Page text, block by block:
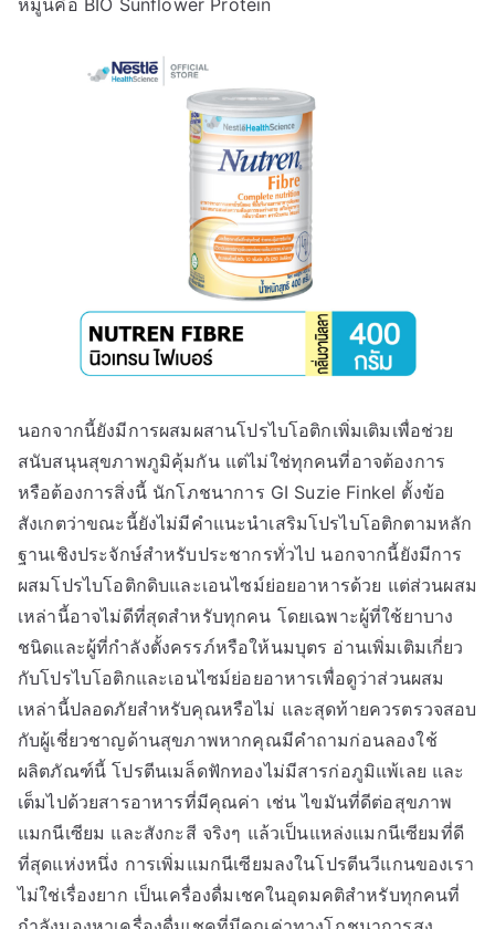
หมู่นี้คือ BIO Sunflower Protein
นอกจากนี้ยังมีการผสมผสานโปรไบโอติกเพิ่มเติมเพื่อช่วย
สนับสนุนสุขภาพภูมิคุ้มกัน แต่ไม่ใช่ทุกคนที่อาจต้องการ
หรือต้องการสิ่งนี้ นักโภชนาการ GI Suzie Finkel ตั้งข้อ
สังเกตว่าขณะนี้ยังไม่มีคำแนะนำเสริมโปรไบโอติกตามหลัก
ฐานเชิงประจักษ์สำหรับประชากรทั่วไป นอกจากนี้ยังมีการ
ผสมโปรไบโอติกดิบและเอนไซม์ย่อยอาหารด้วย แต่ส่วนผสม
เหล่านี้อาจไม่ดีที่สุดสำหรับทุกคน โดยเฉพาะผู้ที่ใช้ยาบาง
ชนิดและผู้ที่กำลังตั้งครรภ์หรือให้นมบุตร อ่านเพิ่มเติมเกี่ยว
กับโปรไบโอติกและเอนไซม์ย่อยอาหารเพื่อดูว่าส่วนผสม
เหล่านี้ปลอดภัยสำหรับคุณหรือไม่ และสุดท้ายควรตรวจสอบ
กับผู้เชี่ยวชาญด้านสุขภาพหากคุณมีคำถามก่อนลองใช้
ผลิตภัณฑ์นี้ โปรตีนเมล็ดฟักทองไม่มีสารก่อภูมิแพ้เลย และ
เต็มไปด้วยสารอาหารที่มีคุณค่า เช่น ไขมันที่ดีต่อสุขภาพ
แมกนีเซียม และสังกะสี จริงๆ แล้วเป็นแหล่งแมกนีเซียมที่ดี
ที่สุดแห่งหนึ่ง การเพิ่มแมกนีเซียมลงในโปรตีนวีแกนของเรา
ไม่ใช่เรื่องยาก เป็นเครื่องดื่มเชคในอุดมคติสำหรับทุกคนที่